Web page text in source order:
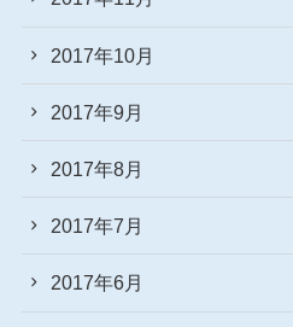
2017年10月
2017年9月
2017年8月
2017年7月
2017年6月